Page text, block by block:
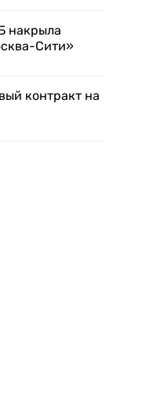
накрыла
Сити»
контракт на